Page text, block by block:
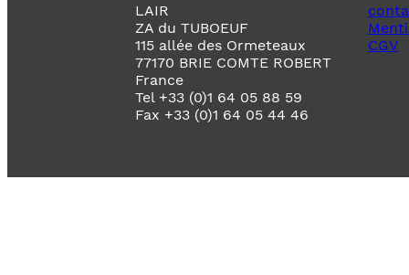
LAIR
ZA du TUBOEUF
115 allée des Ormeteaux
77170 BRIE COMTE ROBERT
France
Tel +33 (0)1 64 05 88 59
Fax +33 (0)1 64 05 44 46
CGV